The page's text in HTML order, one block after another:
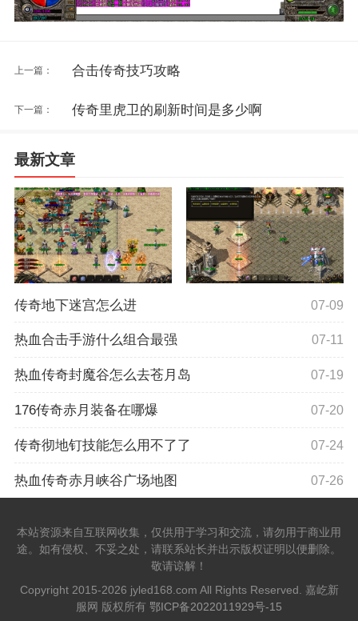
上一篇： 合击传奇技巧攻略
下一篇： 传奇里虎卫的刷新时间是多少啊
最新文章
传奇地下迷宫怎么进 07-09
热血合击手游什么组合最强 07-11
热血传奇封魔谷怎么去苍月岛 07-19
176传奇赤月装备在哪爆 07-20
传奇彻地钉技能怎么用不了了 07-24
热血传奇赤月峡谷广场地图 07-26
本站资源来自互联网收集，仅供用于学习和交流，请勿用于商业用
途。如有侵权、不妥之处，请联系站长并出示版权证明以便删除。
敬请谅解！
Copyright 2015-2026 jyled168.com All Rights Reserved. 嘉屹新
服网 版权所有 鄂ICP备2022011929号-15